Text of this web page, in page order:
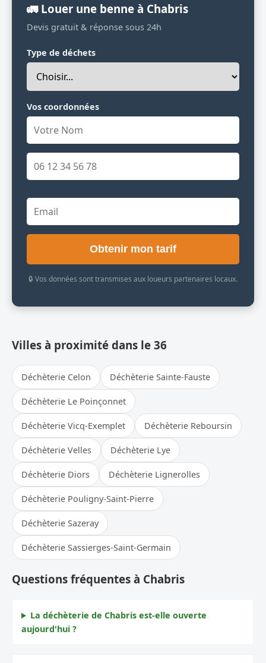
🚛 Louer une benne à Chabris
Devis gratuit & réponse sous 24h
Type de déchets
Vos coordonnées
Obtenir mon tarif
🔒 Vos données sont transmises aux loueurs partenaires locaux.
Villes à proximité dans le 36
Déchèterie Celon Déchèterie Sainte-Fauste
Déchèterie Le Poinçonnet
Déchèterie Vicq-Exemplet Déchèterie Reboursin
Déchèterie Velles Déchèterie Lye
Déchèterie Diors Déchèterie Lignerolles
Déchèterie Pouligny-Saint-Pierre
Déchèterie Sazeray
Déchèterie Sassierges-Saint-Germain
Questions fréquentes à Chabris
La déchèterie de Chabris est-elle ouverte
aujourd'hui ?